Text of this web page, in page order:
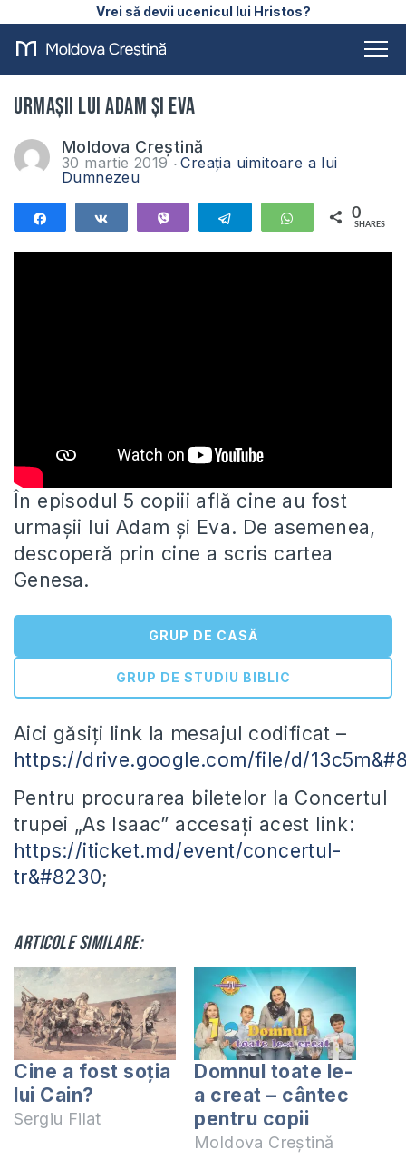
Vrei să devii ucenicul lui Hristos?
Urmașii lui Adam și Eva
Moldova Creștină
30 martie 2019
Creația uimitoare a lui
Dumnezeu
Telegram WhatsApp
0
SHARES
În episodul 5 copiii află cine au fost
urmașii lui Adam și Eva. De asemenea,
descoperă prin cine a scris cartea
Genesa.
GRUP DE CASĂ
GRUP DE STUDIU BIBLIC
Aici găsiți link la mesajul codificat –
https://drive.google.com/file/d/
Pentru procurarea biletelor la Concertul
trupei „As Isaac” accesați acest link:
https://iticket.md/event/concertul-
tr&#8230;
Articole similare:
Cine a fost soția
lui Cain?
Sergiu Filat
Domnul toate le-
a creat – cântec
pentru copii
Moldova Creștină